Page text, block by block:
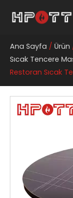
Ana Sayfa / Ürün
Sıcak Tencere
Restoran Sıcak